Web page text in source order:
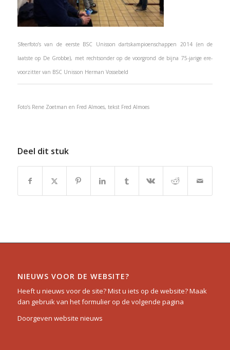
Sfeerfoto’s van de eerste BSC Unisson dartskampioenschappen 2014 (en de
laatste op De Grobbe), met rechtsonder op de voorgrond de bijna 75-jarige ere-
voorzitter van BSC Unisson Herman Vossebeld
Foto’s Rene Zoetman en Fred Almoes, tekst Fred Almoes
Deel dit stuk
NIEUWS VOOR DE WEBSITE?
Heeft u nieuws voor de site? Mist u iets op de website? Maak
dan gebruik van het formulier op de volgende pagina
Doorgeven website nieuws